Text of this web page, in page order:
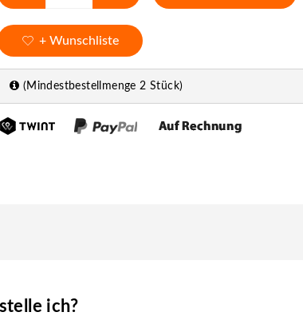
+ Wunschliste
(Mindestbestellmenge 2 Stück)
ich?